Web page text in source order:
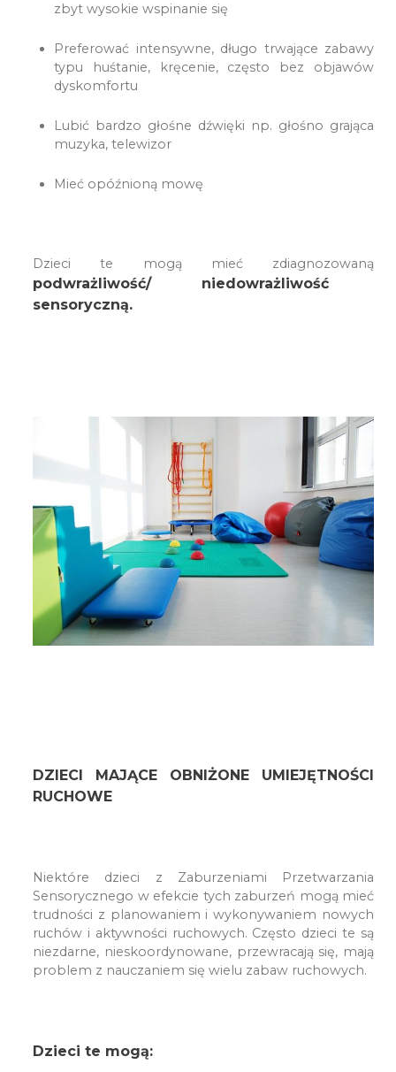
zbyt wysokie wspinanie się
Preferować intensywne, długo trwające zabawy
typu huśtanie, kręcenie, często bez objawów
dyskomfortu
Lubić bardzo głośne dźwięki np. głośno grająca
muzyka, telewizor
Mieć opóźnioną mowę
Dzieci te mogą mieć zdiagnozowaną
podwrażliwość/ niedowrażliwość
sensoryczną.
DZIECI MAJĄCE OBNIŻONE UMIEJĘTNOŚCI
RUCHOWE
Niektóre dzieci z Zaburzeniami Przetwarzania
Sensorycznego w efekcie tych zaburzeń mogą mieć
trudności z planowaniem i wykonywaniem nowych
ruchów i aktywności ruchowych. Często dzieci te są
niezdarne, nieskoordynowane, przewracają się, mają
problem z nauczaniem się wielu zabaw ruchowych.
Dzieci te mogą: